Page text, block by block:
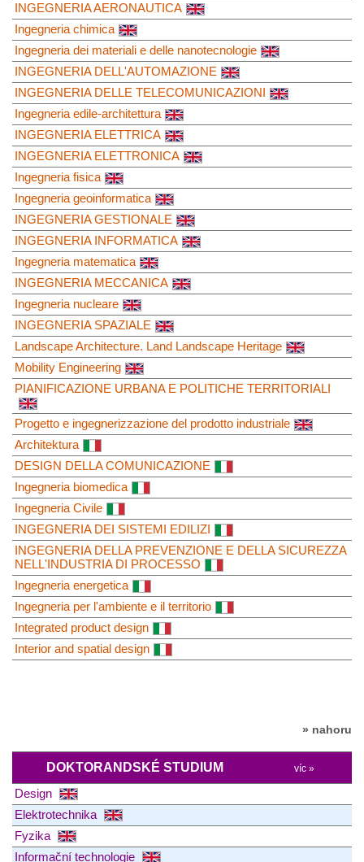
INGEGNERIA AERONAUTICA
Ingegneria chimica
Ingegneria dei materiali e delle nanotecnologie
INGEGNERIA DELL'AUTOMAZIONE
INGEGNERIA DELLE TELECOMUNICAZIONI
Ingegneria edile-architettura
INGEGNERIA ELETTRICA
INGEGNERIA ELETTRONICA
Ingegneria fisica
Ingegneria geoinformatica
INGEGNERIA GESTIONALE
INGEGNERIA INFORMATICA
Ingegneria matematica
INGEGNERIA MECCANICA
Ingegneria nucleare
INGEGNERIA SPAZIALE
Landscape Architecture. Land Landscape Heritage
Mobility Engineering
PIANIFICAZIONE URBANA E POLITICHE TERRITORIALI
Progetto e ingegnerizzazione del prodotto industriale
Architektura
DESIGN DELLA COMUNICAZIONE
Ingegneria biomedica
Ingegneria Civile
INGEGNERIA DEI SISTEMI EDILIZI
INGEGNERIA DELLA PREVENZIONE E DELLA SICUREZZA
NELL'INDUSTRIA DI PROCESSO
Ingegneria energetica
Ingegneria per l'ambiente e il territorio
Integrated product design
Interior and spatial design
» nahoru
DOKTORANDSKÉ STUDIUM víc »
Design
Elektrotechnika
Fyzika
Informační technologie